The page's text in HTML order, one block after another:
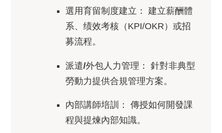
選用育留制度建立：
建立薪酬體
系、绩效考核（KPI/OKR）或招
募流程。
派遣/外包人力管理：
針對非典型
勞動力提供合規管理方案。
內部講師培訓：
傳授如何開發課
程與提煉內部知識。